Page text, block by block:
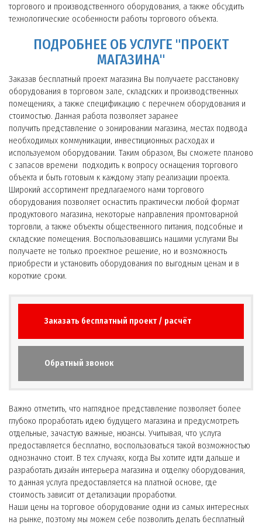
торгового и производственного оборудования, а также обсудить
технологические особенности работы торгового объекта.
ПОДРОБНЕЕ ОБ УСЛУГЕ "ПРОЕКТ
МАГАЗИНА"
Заказав бесплатный проект магазина Вы получаете расстановку
оборудования в торговом зале, складских и производственных
помещениях, а также спецификацию с перечнем оборудования и
стоимостью. Данная работа позволяет заранее
получить представление о зонировании магазина, местах подвода
необходимых коммуникации, инвестиционных расходах и
используемом оборудовании. Таким образом, Вы сможете планово
с запасов времени подходить к вопросу оснащения торгового
объекта и быть готовым к каждому этапу реализации проекта.
Широкий ассортимент предлагаемого нами торгового
оборудования позволяет оснастить практически любой формат
продуктового магазина, некоторые направления промтоварной
торговли, а также объекты общественного питания, подсобные и
складские помещения. Воспользовавшись нашими услугами Вы
получаете не только проектное решение, но и возможность
приобрести и установить оборудования по выгодным ценам и в
короткие сроки.
Заказать бесплатный проект / расчёт
Обратный звонок
Важно отметить, что наглядное представление позволяет более
глубоко проработать идею будущего магазина и предусмотреть
отдельные, зачастую важные, нюансы. Учитывая, что услуга
предоставляется бесплатно, воспользоваться такой возможностью
однозначно стоит. В тех случаях, когда Вы хотите идти дальше и
разработать дизайн интерьера магазина и отделку оборудования,
то данная услуга предоставляется на платной основе, где
стоимость зависит от детализации проработки.
Наши цены на торговое оборудование одни из самых интересных
на рынке, поэтому мы можем себе позволить делать бесплатный